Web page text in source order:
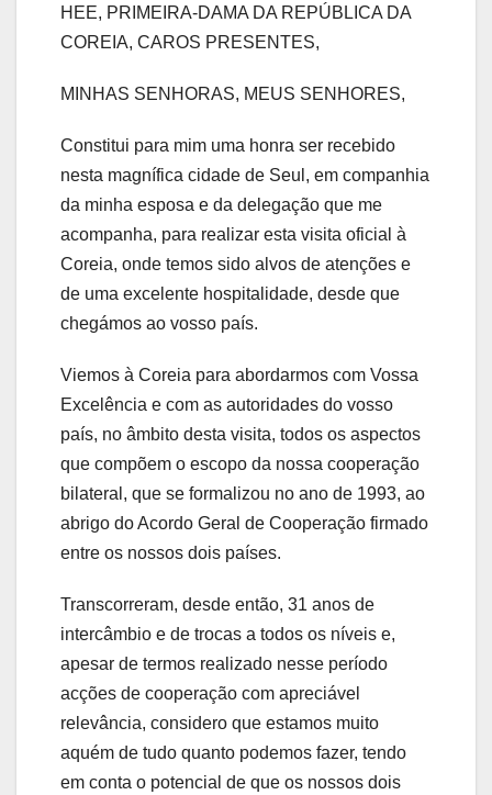
HEE, PRIMEIRA-DAMA DA REPÚBLICA DA
COREIA, CAROS PRESENTES,
MINHAS SENHORAS, MEUS SENHORES,
Constitui para mim uma honra ser recebido
nesta magnífica cidade de Seul, em companhia
da minha esposa e da delegação que me
acompanha, para realizar esta visita oficial à
Coreia, onde temos sido alvos de atenções e
de uma excelente hospitalidade, desde que
chegámos ao vosso país.
Viemos à Coreia para abordarmos com Vossa
Excelência e com as autoridades do vosso
país, no âmbito desta visita, todos os aspectos
que compõem o escopo da nossa cooperação
bilateral, que se formalizou no ano de 1993, ao
abrigo do Acordo Geral de Cooperação firmado
entre os nossos dois países.
Transcorreram, desde então, 31 anos de
intercâmbio e de trocas a todos os níveis e,
apesar de termos realizado nesse período
acções de cooperação com apreciável
relevância, considero que estamos muito
aquém de tudo quanto podemos fazer, tendo
em conta o potencial de que os nossos dois